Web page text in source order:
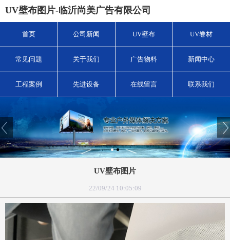
UV壁布图片-临沂尚美广告有限公司
首页 公司新闻 UV壁布 UV卷材
常见问题 关于我们 广告物料 新闻中心
工程案例 先进设备 在线留言 联系我们
UV壁布图片
22/09/24 10:05:09